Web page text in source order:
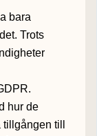
bara
Trots
hur de
till